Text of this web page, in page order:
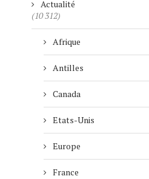
Actualité
(10 312)
Afrique
Antilles
Canada
Etats-Unis
Europe
France